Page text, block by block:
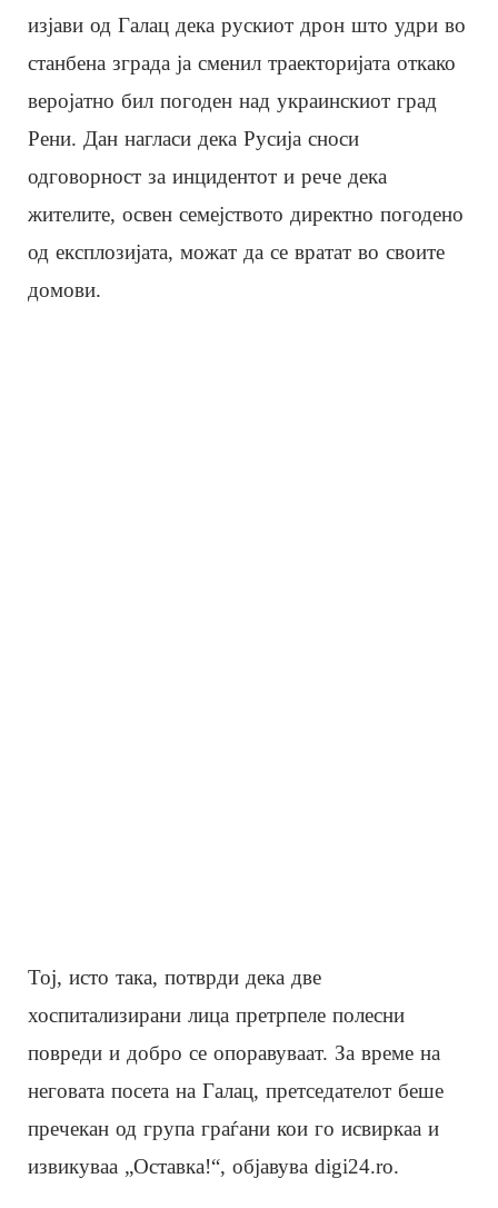
изјави од Галац дека рускиот дрон што удри во
станбена зграда ја сменил траекторијата откако
веројатно бил погоден над украинскиот град
Рени. Дан нагласи дека Русија сноси
одговорност за инцидентот и рече дека
жителите, освен семејството директно погодено
од експлозијата, можат да се вратат во своите
домови.
Тој, исто така, потврди дека две
хоспитализирани лица претрпеле полесни
повреди и добро се опоравуваат. За време на
неговата посета на Галац, претседателот беше
пречекан од група граѓани кои го исвиркаа и
извикуваа „Оставка!“, објавува digi24.ro.